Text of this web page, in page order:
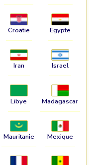
Croatie Egypte
Iran Israel
Libye Madagascar
Mauritanie Mexique